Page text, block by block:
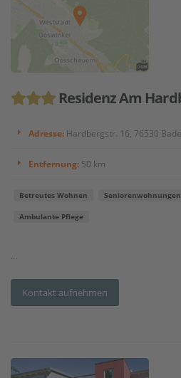
Residenz Am
Adresse: Hardbergstr. 16, 76530
Entfernung: 50 km
Betreutes Wohnen
Ambulante Pflege
...
Kontakt aufnehmen